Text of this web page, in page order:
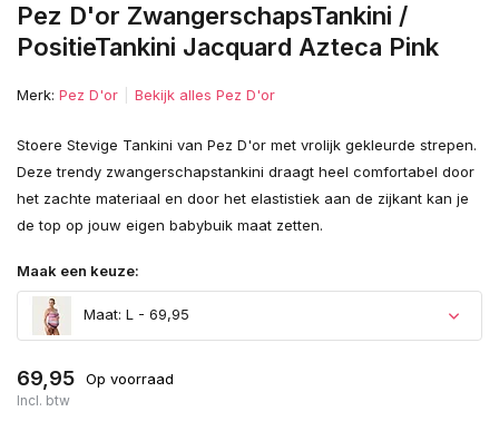
Pez D'or ZwangerschapsTankini /
PositieTankini Jacquard Azteca Pink
Merk: Pez D'or Bekijk alles Pez D'or
Stoere Stevige Tankini van Pez D'or met vrolijk gekleurde strepen.
Deze trendy zwangerschapstankini draagt heel comfortabel door
het zachte materiaal en door het elastistiek aan de zijkant kan je
de top op jouw eigen babybuik maat zetten.
Maak een keuze:
Maat: L - 69,95
69,95 Op voorraad
Incl. btw